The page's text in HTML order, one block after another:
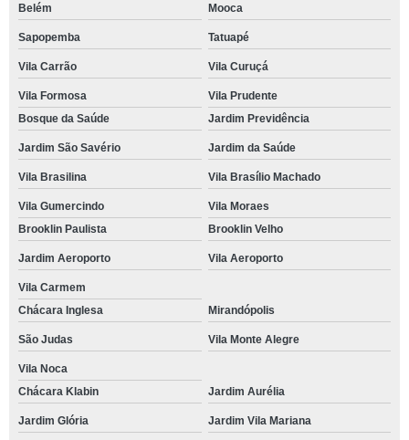
Belém
Mooca
Sapopemba Tatuapé
Vila Carrão Vila Curuçá
Vila Formosa
Vila Prudente
Bosque da Saúde
Jardim Previdência
Jardim São Savério Jardim da Saúde
Vila Brasilina Vila Brasílio Machado
Vila Gumercindo
Vila Moraes
Brooklin Paulista
Brooklin Velho
Jardim Aeroporto Vila Aeroporto
Vila Carmem
Chácara Inglesa
Mirandópolis
São Judas Vila Monte Alegre
Vila Noca
Chácara Klabin
Jardim Aurélia
Jardim Glória Jardim Vila Mariana